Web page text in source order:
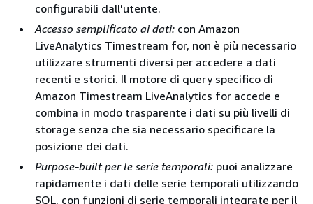
configurabili dall'utente.
Accesso semplificato ai dati: con Amazon
LiveAnalytics Timestream for, non è più necessario
utilizzare strumenti diversi per accedere a dati
recenti e storici. Il motore di query specifico di
Amazon Timestream LiveAnalytics for accede e
combina in modo trasparente i dati su più livelli di
storage senza che sia necessario specificare la
posizione dei dati.
Purpose-built per le serie temporali: puoi analizzare
rapidamente i dati delle serie temporali utilizzando
SQL, con funzioni di serie temporali integrate per il